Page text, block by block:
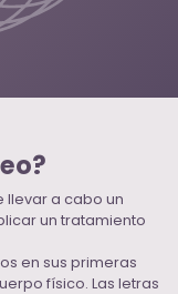
llevar a cabo un
un tratamiento
en sus primeras
físico. Las letras